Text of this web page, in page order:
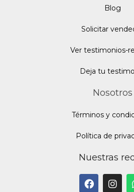
Blog
Solicitar
Ver testimonios-
Deja tu
Nosotros
Términos y
Política de
Nuestras